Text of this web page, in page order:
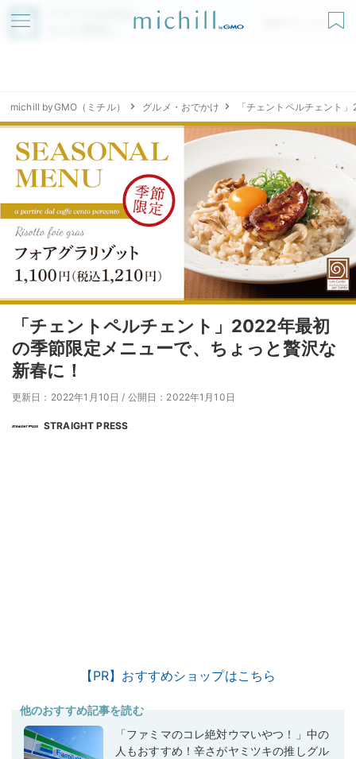
アプリでmichillが
無料ダウンロード
michill byGMO（ミチル） グルメ・おでかけ 「チェントペルチェント
「チェントペルチェント」2022年最初
の季節限定メニューで、ちょっと贅沢な
新春に！
更新日：2022年1月10日 / 公開日：2022年1月10日
STRAIGHT PRESS
【PR】おすすめショップはこちら
他のおすすめ記事を読む
「ファミマのコレ絶対ウマいやつ！」中の
人もおすすめ！辛さがヤミツキの推しグル